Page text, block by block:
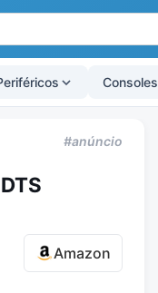
Consoles
#anúncio
Amazon